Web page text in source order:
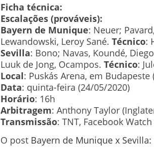
Ficha técnica:
Escalações (prováveis):
Bayern de Munique: Neuer;
Lewandowski, Leroy Sané. Técnico:
Sevilla: Bono; Navas, Koundé,
Luuk de Jong, Ocampos. Técnico:
Local: Puskás Arena, em Budapeste
Data: quinta-feira (24/05/2020)
Horário: 16h
Arbitragem: Anthony Taylor
Transmissão: TNT, Facebook Watch
O post Bayern de Munique x